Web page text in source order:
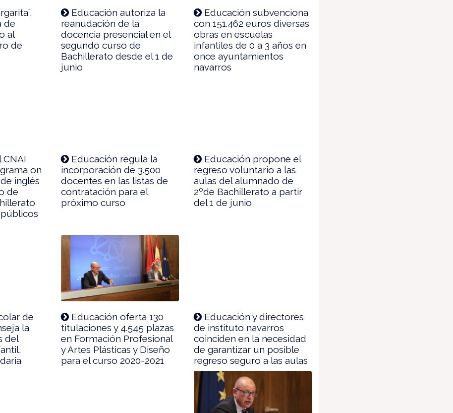
de
al
de
Educación autoriza la
reanudación de la
docencia presencial en el
segundo curso de
Bachillerato desde el 1 de
junio
Educación subvenciona
con 151.462 euros diversas
obras en escuelas
infantiles de 0 a 3 años en
once ayuntamientos
navarros
CNAI
on
inglés
de
Educación regula la
incorporación de 3.500
docentes en las listas de
contratación para el
próximo curso
Educación propone el
regreso voluntario a las
aulas del alumnado de
2ºde Bachillerato a partir
del 1 de junio
de
la
del
Educación oferta 130
titulaciones y 4.545 plazas
en Formación Profesional
y Artes Plásticas y Diseño
para el curso 2020-2021
Educación y directores
de instituto navarros
coinciden en la necesidad
de garantizar un posible
regreso seguro a las aulas